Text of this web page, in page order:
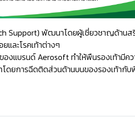
Support) พัฒนาโดยผู้เชี่ยวชาญด้าน
และโรคเท้าต่างๆ
แบรนด์ Aerosoft ทำให้พืนรองเท้ามีคว
ดยการฉีดติดส่วนด้านบนของรองเท้ากับ